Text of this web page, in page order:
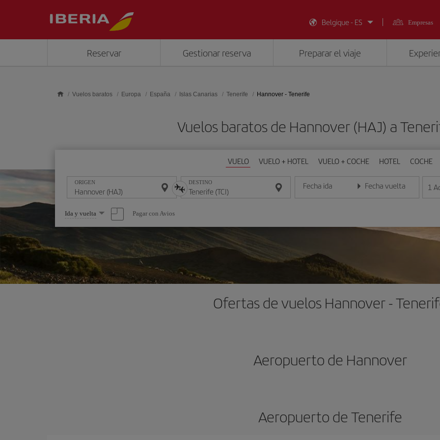
Belgique - ES
Empresas
Reservar Gestionar reserva Preparar el viaje
Vuelos baratos Europa España Islas Canarias Tenerife Hannover - Tenerife
Vuelos baratos de Hannover (HAJ) a
VUELO VUELO + HOTEL VUELO + COCHE HOTEL COCHE
ORIGEN DESTINO Fecha ida
Introduce la fecha en formato día/mes/año
Fecha vuelta
Introduce la fecha en 1
Seleccione
una
opción
Ida y vuelta Pagar con Avios
Ofertas de vuelos Hannover -
Aeropuerto de Hannover
Aeropuerto de Tenerife